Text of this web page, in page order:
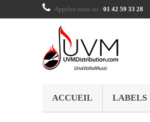
Appelez-nous au : 01 42 59 33 28
ACCUEIL LABELS